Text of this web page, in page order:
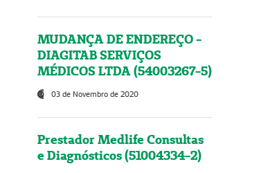
MUDANÇA DE ENDEREÇO -
DIAGITAB SERVIÇOS
MÉDICOS LTDA (54003267-5)
03 de Novembro de 2020
Prestador Medlife Consultas
e Diagnósticos (51004334-2)